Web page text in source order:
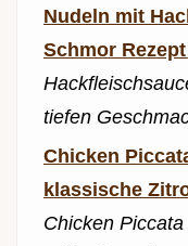
Nudeln mit
Schmor Rezept
tiefen
Chicken
klassische
Chicken